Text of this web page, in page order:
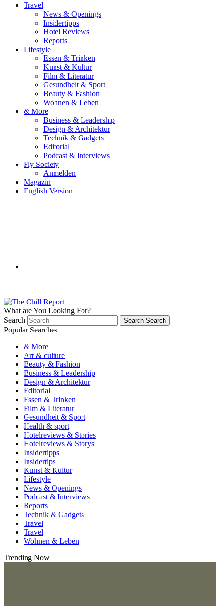
Travel
News & Openings
Insidertipps
Hotel Reviews
Reports
Lifestyle
Essen & Trinken
Kunst & Kultur
Film & Literatur
Gesundheit & Sport
Beauty & Fashion
Wohnen & Leben
& More
Business & Leadership
Design & Architektur
Technik & Gadgets
Editorial
Podcast & Interviews
Fly Society
Anmelden
Magazin
English Version
What are You Looking For?
Search
Search Search
Popular Searches
& More
Art & culture
Beauty & Fashion
Business & Leadership
Design & Architektur
Editorial
Essen & Trinken
Film & Literatur
Gesundheit & Sport
Health & sport
Hotelreviews & Stories
Hotelreviews & Storys
Insidertipps
Insidertips
Kunst & Kultur
Lifestyle
News & Openings
Podcast & Interviews
Reports
Technik & Gadgets
Travel
Travel
Wohnen & Leben
Trending Now